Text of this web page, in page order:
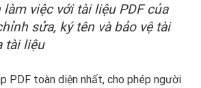
việc với tài liệu PDF của
sửa, ký tên và bảo vệ tài
tài liệu
PDF toàn diện nhất, cho phép người